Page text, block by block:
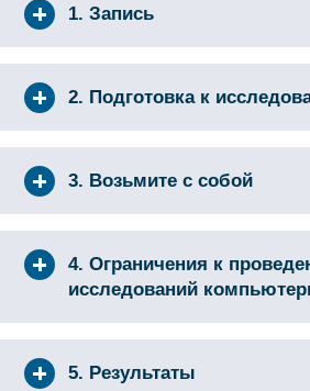
1. Запись
2. Подготовка к
3. Возьмите с собой
4. Ограничения к
исследований
5. Результаты